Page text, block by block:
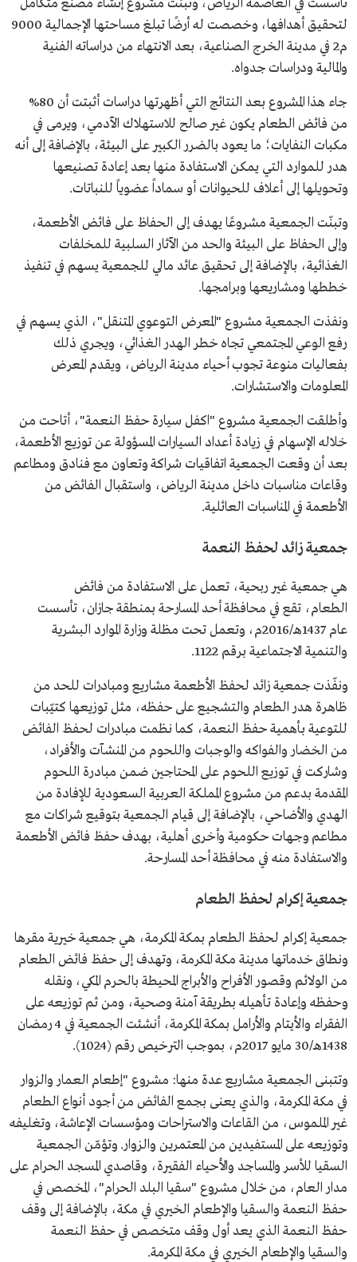
تأسست في العاصمة الرياض، وتبنّت مشروع إنشاء مصنع متكامل
لتحقيق أهدافها، وخصصت له أرضًا تبلغ مساحتها الإجمالية 9000
م2 في مدينة الخرج الصناعية، بعد الانتهاء من دراساته الفنية
والمالية ودراسات جدواه.
جاء هذا المشروع بعد النتائج التي أظهرتها دراسات أثبتت أن 80%
من فائض الطعام يكون غير صالح للاستهلاك الآدمي، ويرمى في
مكبات النفايات؛ ما يعود بالضرر الكبير على البيئة، بالإضافة إلى أنه
هدر للموارد التي يمكن الاستفادة منها بعد إعادة تصنيعها
وتحويلها إلى أعلاف للحيوانات أو سماداً عضوياً للنباتات.
وتبنّت الجمعية مشروعًا يهدف إلى الحفاظ على فائض الأطعمة،
وإلى الحفاظ على البيئة والحد من الآثار السلبية للمخلفات
الغذائية، بالإضافة إلى تحقيق عائد مالي للجمعية يسهم في تنفيذ
خططها ومشاريعها وبرامجها.
ونفذت الجمعية مشروع "المعرض التوعوي المتنقل"، الذي يسهم في
رفع الوعي المجتمعي تجاه خطر الهدر الغذائي، ويجري ذلك
بفعاليات منوعة تجوب أحياء مدينة الرياض، ويقدم المعرض
المعلومات والاستشارات.
وأطلقت الجمعية مشروع "اكفل سيارة حفظ النعمة"، أتاحت من
خلاله الإسهام في زيادة أعداد السيارات المسؤولة عن توزيع الأطعمة،
بعد أن وقعت الجمعية اتفاقيات شراكة وتعاون مع فنادق ومطاعم
وقاعات مناسبات داخل مدينة الرياض، واستقبال الفائض من
الأطعمة في المناسبات العائلية.
جمعية زائد لحفظ النعمة
هي جمعية غير ربحية، تعمل على الاستفادة من فائض
الطعام، تقع في محافظة أحد المسارحة بمنطقة جازان، تأسست
عام 1437هـ/2016م، وتعمل تحت مظلة وزارة الموارد البشرية
والتنمية الاجتماعية برقم 1122.
ونفّذت جمعية زائد لحفظ الأطعمة مشاريع ومبادرات للحد من
ظاهرة هدر الطعام والتشجيع على حفظه، مثل توزيعها كتيّبات
للتوعية بأهمية حفظ النعمة، كما نظمت مبادرات لحفظ الفائض
من الخضار والفواكه والوجبات واللحوم من المنشآت والأفراد،
وشاركت في توزيع اللحوم على المحتاجين ضمن مبادرة اللحوم
المقدمة بدعم من مشروع المملكة العربية السعودية للإفادة من
الهدي والأضاحي، بالإضافة إلى قيام الجمعية بتوقيع شراكات مع
مطاعم وجهات حكومية وأخرى أهلية، بهدف حفظ فائض الأطعمة
والاستفادة منه في محافظة أحد المسارحة.
جمعية إكرام لحفظ الطعام
جمعية إكرام لحفظ الطعام بمكة المكرمة، هي جمعية خيرية مقرها
ونطاق خدماتها مدينة مكة المكرمة، وتهدف إلى حفظ فائض الطعام
من الولائم وقصور الأفراح والأبراج المحيطة بالحرم المكي، ونقله
وحفظه وإعادة تأهيله بطريقة آمنة وصحية، ومن ثم توزيعه على
الفقراء والأيتام والأرامل بمكة المكرمة، أنشئت الجمعية في 4 رمضان
1438هـ/30 مايو 2017م، بموجب الترخيص رقم (1024).
وتتبنى الجمعية مشاريع عدة منها: مشروع "إطعام العمار والزوار
في مكة المكرمة، والذي يعنى بجمع الفائض من أجود أنواع الطعام
غير الملموس، من القاعات والاستراحات ومؤسسات الإعاشة، وتغليفه
وتوزيعه على المستفيدين من المعتمرين والزوار. وتؤمّن الجمعية
السقيا للأسر والمساجد والأحياء الفقيرة، وقاصدي المسجد الحرام على
مدار العام، من خلال مشروع "سقيا البلد الحرام"، المخصص في
حفظ النعمة والسقيا والإطعام الخيري في مكة، بالإضافة إلى وقف
حفظ النعمة الذي يعد أول وقف متخصص في حفظ النعمة
والسقيا والإطعام الخيري في مكة المكرمة.